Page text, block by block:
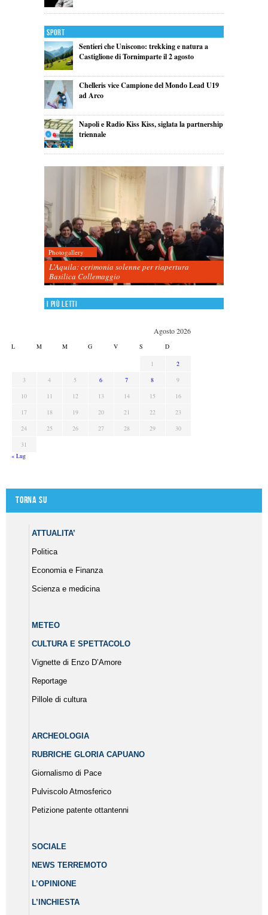
Sport
Sentieri che Uniscono: trekking e natura a
Castiglione di Tornimparte il 2 agosto
Chelleris vice Campione del Mondo Lead U19
ad Arco
Napoli e Radio Kiss Kiss, siglata la partnership
triennale
Photogallery
L’Aquila: cerimonia solenne per riapertura
Basilica Collemaggio
I più letti
Agosto 2026
L M M G V S D
1
2
3
4 5 6 7 8
9
10
11 12 13 14 15
16
17
18 19 20 21 22
23
24
25 26 27 28 29
30
31
« Lug
Torna su
ATTUALITA’
Politica
Economia e Finanza
Scienza e medicina
METEO
CULTURA E SPETTACOLO
Vignette di Enzo D’Amore
Reportage
Pillole di cultura
ARCHEOLOGIA
RUBRICHE GLORIA CAPUANO
Giornalismo di Pace
Pulviscolo Atmosferico
Petizione patente ottantenni
SOCIALE
NEWS TERREMOTO
L’OPINIONE
L’INCHIESTA